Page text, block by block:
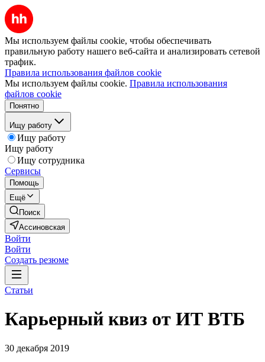
Мы используем файлы cookie, чтобы обеспечивать
правильную работу нашего веб-сайта и анализировать сетевой
трафик.
Правила использования файлов cookie
Мы используем файлы cookie. Правила использования
файлов cookie
Понятно
Ищу работу
Ищу работу
Ищу работу
Ищу сотрудника
Сервисы
Помощь
Ещё
Поиск
Ассиновская
Войти
Войти
Создать резюме
Статьи
Карьерный квиз от ИТ ВТБ
30 декабря 2019